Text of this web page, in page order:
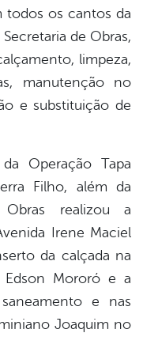
todos os cantos da
de Obras,
limpeza,
manutenção no
e substituição de
Operação Tapa
Filho, além da
realizou a
Irene Maciel
da calçada na
Edson Mororó e a
e nas
Joaquim no